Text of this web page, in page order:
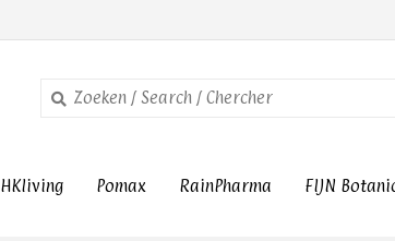
HKliving Pomax RainPharma FIJN